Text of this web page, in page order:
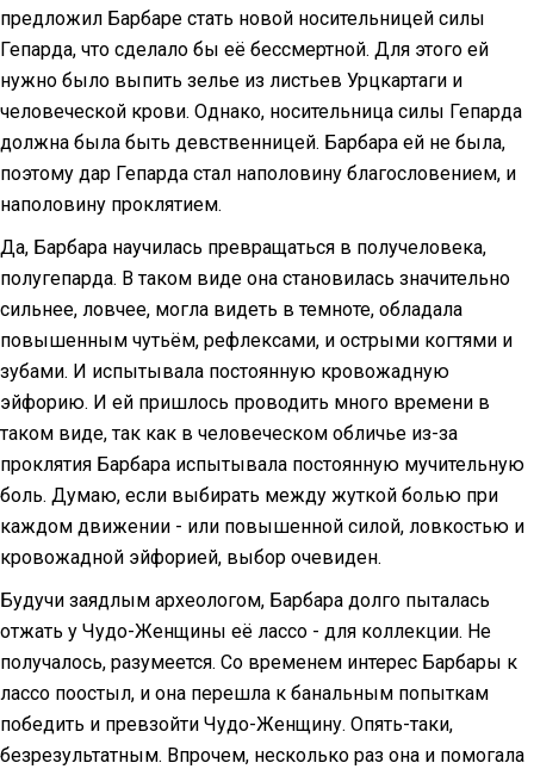
предложил Барбаре стать новой носительницей силы
Гепарда, что сделало бы её бессмертной. Для этого ей
нужно было выпить зелье из листьев Урцкартаги и
человеческой крови. Однако, носительница силы Гепарда
должна была быть девственницей. Барбара ей не была,
поэтому дар Гепарда стал наполовину благословением, и
наполовину проклятием.
Да, Барбара научилась превращаться в получеловека,
полугепарда. В таком виде она становилась значительно
сильнее, ловчее, могла видеть в темноте, обладала
повышенным чутьём, рефлексами, и острыми когтями и
зубами. И испытывала постоянную кровожадную
эйфорию. И ей пришлось проводить много времени в
таком виде, так как в человеческом обличье из-за
проклятия Барбара испытывала постоянную мучительную
боль. Думаю, если выбирать между жуткой болью при
каждом движении - или повышенной силой, ловкостью и
кровожадной эйфорией, выбор очевиден.
Будучи заядлым археологом, Барбара долго пыталась
отжать у Чудо-Женщины её лассо - для коллекции. Не
получалось, разумеется. Со временем интерес Барбары к
лассо поостыл, и она перешла к банальным попыткам
победить и превзойти Чудо-Женщину. Опять-таки,
безрезультатным. Впрочем, несколько раз она и помогала